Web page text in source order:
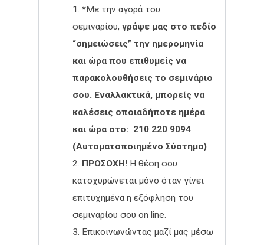
*Με την αγορά του
σεμιναρίου, γράψε μας στο πεδίο
“σημειώσεις” την ημερομηνία
και ώρα που επιθυμείς να
παρακολουθήσεις το σεμινάριο
σου. Εναλλακτικά, μπορείς να
καλέσεις οποιαδήποτε ημέρα
και ώρα στο: 210 220 9094
(Αυτοματοποιημένο Σύστημα)
ΠΡΟΣΟΧΗ!Η θέση σου
κατοχυρώνεται μόνο όταν γίνει
επιτυχημένα η εξόφληση του
σεμιναρίου σου on line.
Eπικοινωνώντας μαζί μας μέσω